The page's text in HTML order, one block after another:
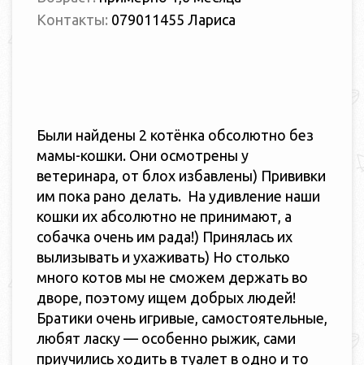
Контакты: 079011455 Лариса
Были найдены 2 котёнка обсолютно без
мамы-кошки. Они осмотрены у
ветеринара, от блох избавлены) Прививки
им пока рано делать. На удивление наши
кошки их абсолютно не принимают, а
собачка очень им рада!) Принялась их
вылизывать и ухаживать) Но столько
много котов мы не сможем держать во
дворе, поэтому ищем добрых людей!
Братики очень игривые, самостоятельные,
любят ласку — особенно рыжик, сами
приучились ходить в туалет в одно и то